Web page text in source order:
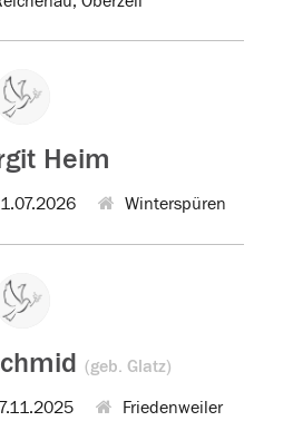
Heim
Winterspüren
(geb. Glatz)
Friedenweiler